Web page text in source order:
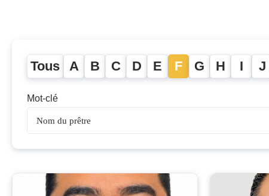
Tous A B C D E F G H I J
Mot-clé
Prêtres